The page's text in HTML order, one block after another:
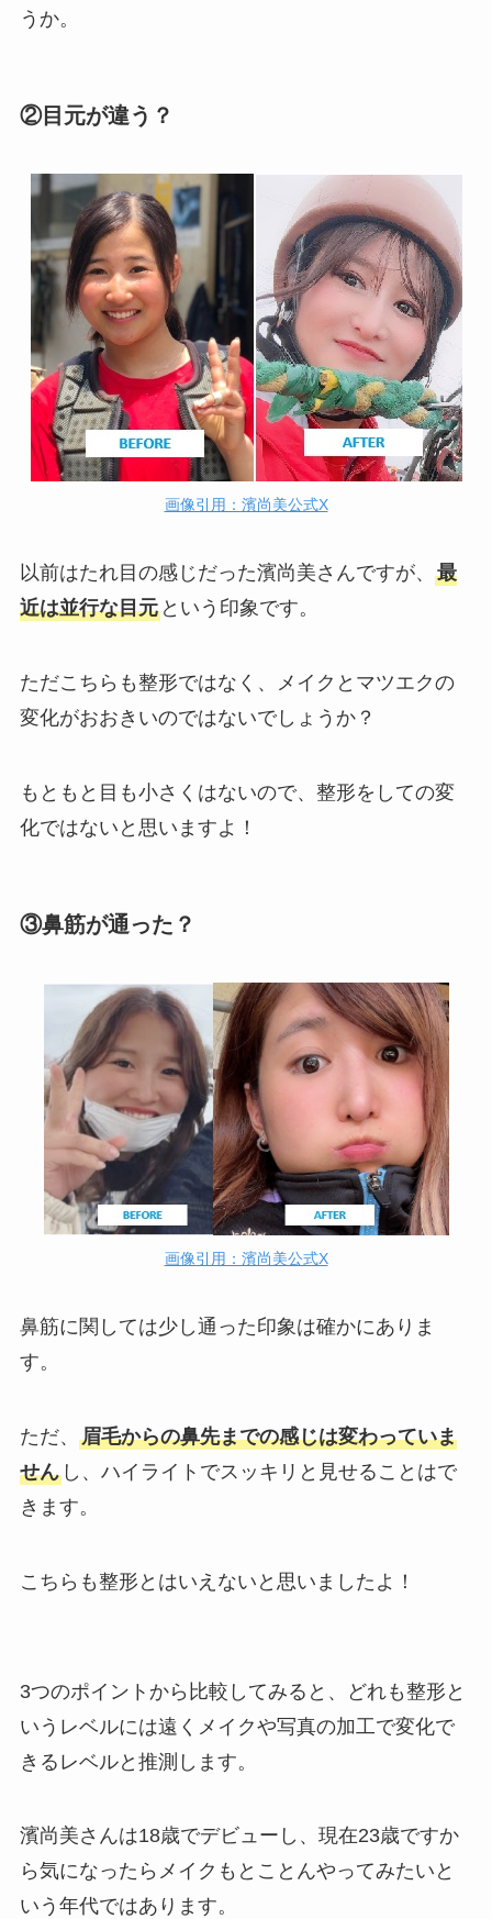
うか。
②目元が違う？
画像引用：濱尚美公式X
以前はたれ目の感じだった濱尚美さんですが、 最
近は並行な目元という印象です。
ただこちらも整形ではなく、メイクとマツエクの
変化がおおきいのではないでしょうか？
もともと目も小さくはないので、整形をしての変
化ではないと思いますよ！
③鼻筋が通った？
画像引用：濱尚美公式X
鼻筋に関しては少し通った印象は確かにありま
す。
ただ、 眉毛からの鼻先までの感じは変わっていま
せんし、ハイライトでスッキリと見せることはで
きます。
こちらも整形とはいえないと思いましたよ！
3つのポイントから比較してみると、どれも整形と
いうレベルには遠くメイクや写真の加工で変化で
きるレベルと推測します。
濱尚美さんは18歳でデビューし、現在23歳ですか
ら気になったらメイクもとことんやってみたいと
いう年代ではあります。